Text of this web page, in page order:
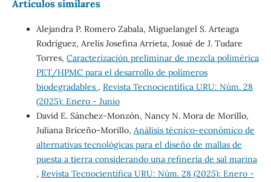
Artículos similares
Alejandra P. Romero Zabala, Miguelangel S. Arteaga
Rodríguez, Arelis Josefina Arrieta, Josué de J. Tudare
Torres, Caracterización preliminar de mezcla polimérica
PET/HPMC para el desarrollo de polímeros
biodegradables , Revista Tecnocientífica URU: Núm. 28
(2025): Enero - Junio
David E. Sánchez-Monzón, Nancy N. Mora de Morillo,
Juliana Briceño-Morillo, Análisis técnico-económico de
alternativas tecnológicas para el diseño de mallas de
puesta a tierra considerando una refinería de sal marina
, Revista Tecnocientífica URU: Núm. 28 (2025): Enero -